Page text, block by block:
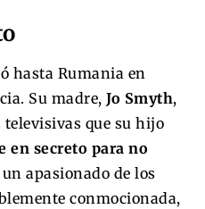
hasta Rumania en
Su madre, Jo Smyth,
televisivas que su hijo
en secreto para no
un apasionado de los
conmocionada,